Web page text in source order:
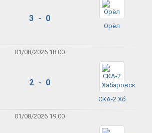
3 - 0
Орёл
01/08/2026 18:00
2 - 0
СКА-2 Хб
01/08/2026 19:00